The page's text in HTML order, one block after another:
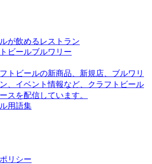
が飲めるレストラン
ビールブルワリー
トビールの新商品、新規店、ブルワリ
、イベント情報など、クラフトビール
スを配信しています。
用語集
リシー